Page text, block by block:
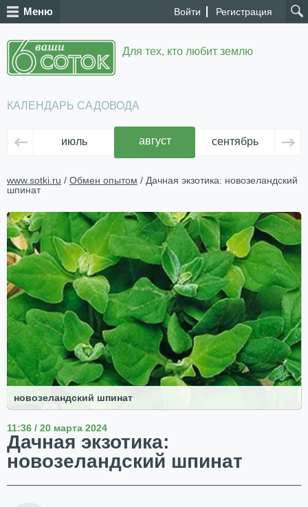
Войти Регистрация
Меню
Для тех, кто любит землю
КАЛЕНДАРЬ САДОВОДА
июль август сентябрь
www.sotki.ru / Обмен опытом / Дачная экзотика: новозеландский
шпинат
новозеландский шпинат
11:36 / 20 марта 2024
Дачная экзотика:
новозеландский шпинат